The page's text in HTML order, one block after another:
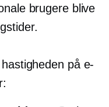
brugere blive
på e-